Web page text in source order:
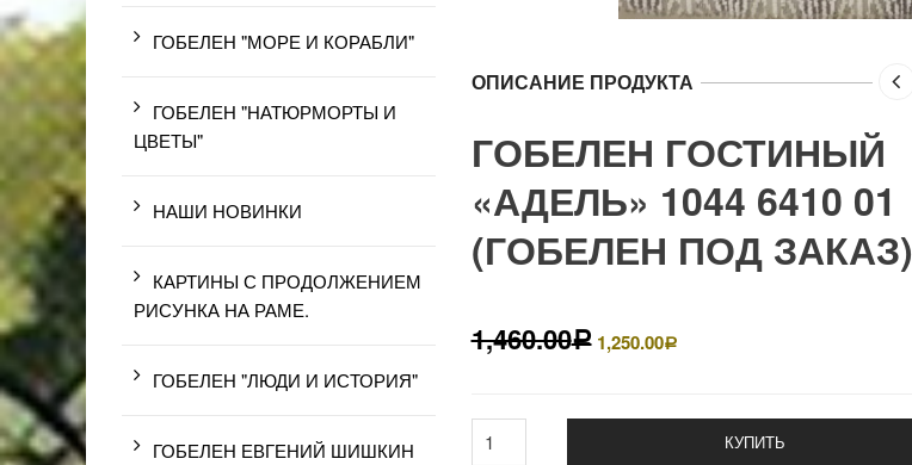
ОПИСАНИЕ ПРОДУКТА
ГОБЕЛЕН ГОСТИНЫЙ
«АДЕЛЬ» 1044 6410 01
(ГОБЕЛЕН ПОД ЗАКАЗ)
1,460.00Р 1,250.00Р
КУПИТЬ
ГОБЕЛЕН "МОРЕ И КОРАБЛИ"
ГОБЕЛЕН "НАТЮРМОРТЫ И
ЦВЕТЫ"
НАШИ НОВИНКИ
КАРТИНЫ С ПРОДОЛЖЕНИЕМ
РИСУНКА НА РАМЕ.
ГОБЕЛЕН "ЛЮДИ И ИСТОРИЯ"
ГОБЕЛЕН ЕВГЕНИЙ ШИШКИН